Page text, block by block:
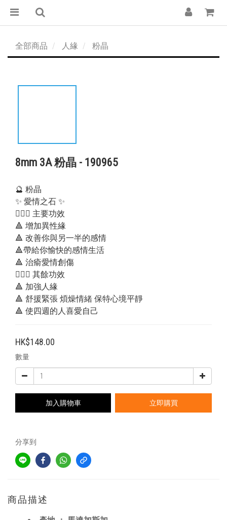
全部商品 人緣 粉晶
8mm 3A 粉晶 - 190965
🔮 粉晶
✨ 愛情之石 ✨
💁🏻‍♀️ 主要功效
🔺 增加異性緣
🔺 改善你與另一半的感情
🔺帶給你愉快的感情生活
🔺 治瘉愛情創傷
💁🏻‍♂️ 其餘功效
🔺 加強人緣
🔺 舒援緊張 煩燥情緒 保特心境平靜
🔺 使四週的人喜愛自己
HK$148.00
數量
加入購物車 立即購買
分享到
商品描述